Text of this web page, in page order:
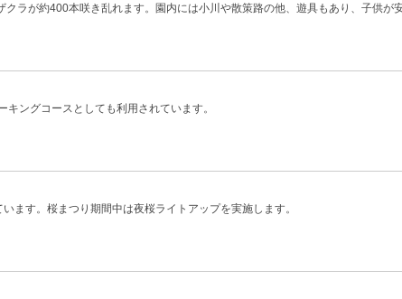
ラが約400本咲き乱れます。園内には小川や散策路の他、遊具もあり、子供が
ングコースとしても利用されています。
ます。桜まつり期間中は夜桜ライトアップを実施します。